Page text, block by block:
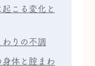
こる変化と
りの不調
体と腟まわ